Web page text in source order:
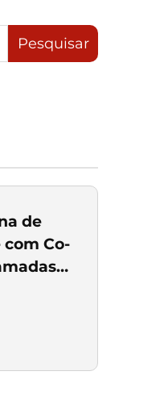
Pesquisar
de
Co-